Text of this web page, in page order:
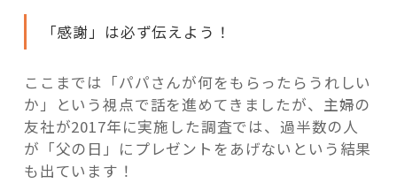
「感謝」は必ず伝えよう！
ここまでは「パパさんが何をもらったらうれしい
か」という視点で話を進めてきましたが、主婦の
友社が2017年に実施した調査では、過半数の人
が「父の日」にプレゼントをあげないという結果
も出ています！